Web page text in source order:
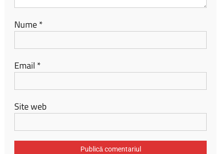
Nume*
Email *
Site web